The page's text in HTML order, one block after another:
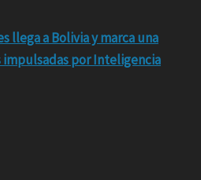
llega a Bolivia y marca una
impulsadas por Inteligencia